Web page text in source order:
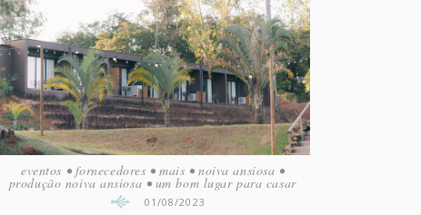
eventos • fornecedores • mais • noiva ansiosa •
produção noiva ansiosa • um bom lugar para casar
01/08/2023